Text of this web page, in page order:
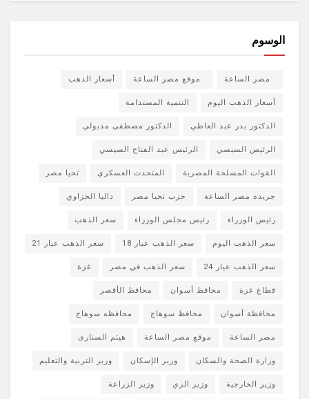
الوسوم
مصر الساعة موقع مصر الساعة أسعار الذهب
أسعار الذهب اليوم التنمية المستدامة
الدكتور بدر عبد العاطي الدكتور مصطفى مدبولي
الرئيس السيسي الرئيس عبد الفتاح السيسي
القوات المسلحة المصرية المتحدث العسكري تحيا مصر
جريدة مصر الساعة حزب تحيا مصر داليا الحزاوي
رئيس الوزراء رئيس مجلس الوزراء سعر الذهب
سعر الذهب اليوم سعر الذهب عيار 18 سعر الذهب عيار 21
سعر الذهب عيار 24 سعر الذهب في مصر غزة
قطاع غزة محافظ أسوان محافظ الأقصر
محافظة أسوان محافظ سوهاج محافظه سوهاج
مصر الساعة موقع مصر الساعة هيثم السنارى
وزارة الصحة والسكان وزير الإسكان وزير التربية والتعليم
وزير الخارجية وزير الري وزير الزراعة